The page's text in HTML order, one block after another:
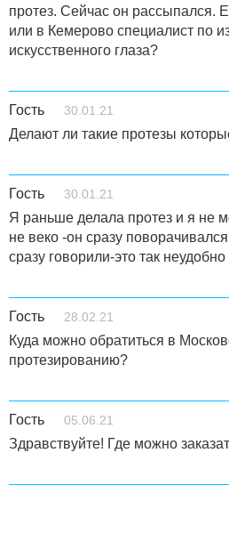
протез. Сейчас он рассыпался.
или в Кемерово специалист по
искусственного глаза?
Гость 30.01.21
Делают ли такие протезы
Гость 30.01.21
Я раньше делала протез и я не
не веко -он сразу
сразу говорили-это так неудобно
Гость 28.02.21
Куда можно обратиться в
протезированию?
Гость 05.06.21
Здравствуйте! Где можно